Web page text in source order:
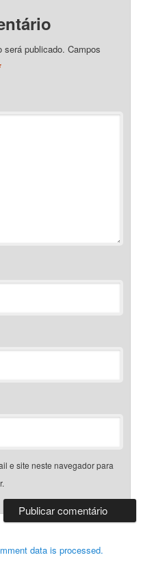
será publicado. Campos
e site neste navegador para
data is processed.